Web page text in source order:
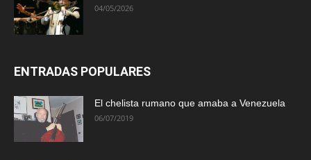
04/05/2026
ENTRADAS POPULARES
El chelista rumano que amaba a Venezuela
06/07/2019